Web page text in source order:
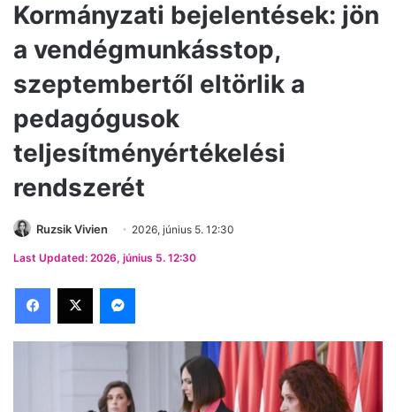
Kormányzati bejelentések: jön
a vendégmunkásstop,
szeptembertől eltörlik a
pedagógusok
teljesítményértékelési
rendszerét
Ruzsik Vivien 2026, június 5. 12:30
Last Updated: 2026, június 5. 12:30
Facebook
X Messenger